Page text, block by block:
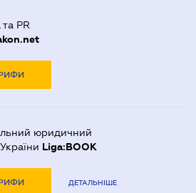
PR
юридичний
Liga:BOOK
ДЕТАЛЬНІШЕ